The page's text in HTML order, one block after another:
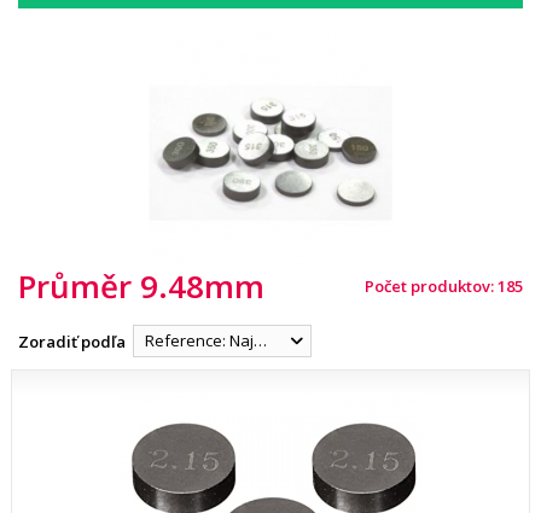
Průměr 9.48mm Počet produktov: 185
Zoradiť podľa Reference: Najnižšia